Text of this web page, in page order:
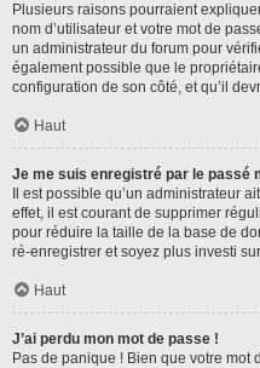
Plusieurs raisons pourraient
nom d’utilisateur et votre mot de
un administrateur du forum pour
également possible que le
configuration de son côté, et qu’il
Haut
Je me suis enregistré par le passé
Il est possible qu’un administrateur
effet, il est courant de supprimer
pour réduire la taille de la base de
ré-enregistrer et soyez plus investi
Haut
J’ai perdu mon mot de passe !
Pas de panique ! Bien que votre mot